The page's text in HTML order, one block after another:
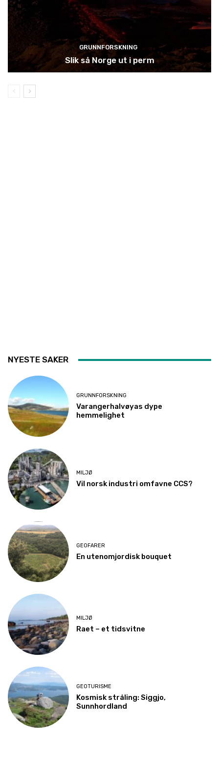
GRUNNFORSKNING
Slik så Norge ut i perm
NYESTE SAKER
GRUNNFORSKNING
Varangerhalvøyas dype
hemmelighet
MILJØ
Vil norsk industri omfavne CCS?
GEOFARER
En utenomjordisk bouquet
MILJØ
Raet – et tidsvitne
GEOTURISME
Kosmisk stråling: Siggjo,
Sunnhordland